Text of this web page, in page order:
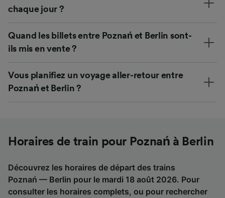
chaque jour ?
Quand les billets entre Poznań et Berlin sont-
ils mis en vente ?
Vous planifiez un voyage aller-retour entre
Poznań et Berlin ?
Horaires de train pour Poznań à Berlin
Découvrez les horaires de départ des trains
Poznań — Berlin pour le mardi 18 août 2026. Pour
consulter les horaires complets, ou pour rechercher